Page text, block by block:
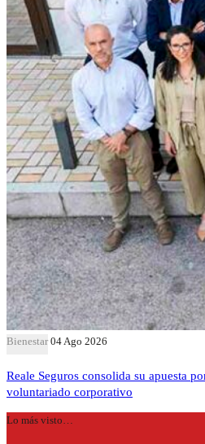
Bienestar 04 Ago 2026
Reale Seguros consolida su apuesta
voluntariado corporativo
Lo más visto…